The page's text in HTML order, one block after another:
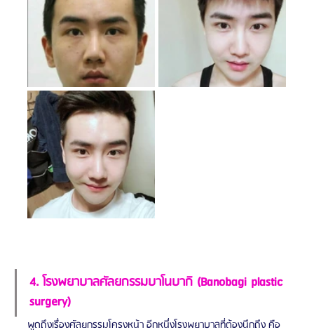
4. โรงพยาบาลศัลยกรรมบาโนบากิ (Banobagi plastic
surgery)
พูดถึงเรื่องศัลยกรรมโครงหน้า อีกหนึ่งโรงพยาบาลที่ต้องนึกถึง คือ